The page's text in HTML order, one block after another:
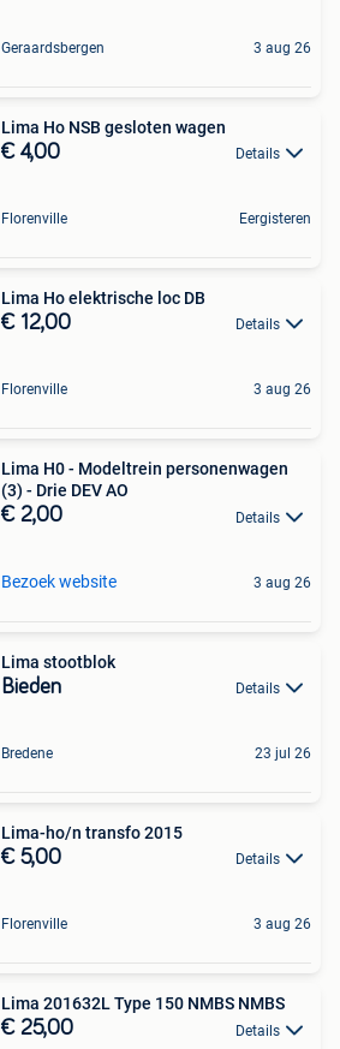
Geraardsbergen 3 aug 26
Lima Ho NSB gesloten wagen
€ 4,00 Details
Florenville Eergisteren
Lima Ho elektrische loc DB
€ 12,00 Details
Florenville 3 aug 26
Lima H0 - Modeltrein personenwagen
(3) - Drie DEV AO
€ 2,00 Details
Bezoek website 3 aug 26
Lima stootblok
Bieden Details
Bredene 23 jul 26
Lima-ho/n transfo 2015
€ 5,00 Details
Florenville 3 aug 26
Lima 201632L Type 150 NMBS NMBS
€ 25,00 Details